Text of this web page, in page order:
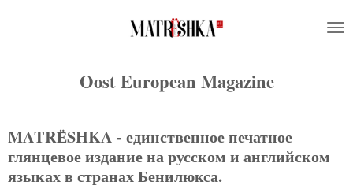
Oost European Magazine
MATRЁSHKA - единственное печатное
глянцевое издание на русском и английском
языках в странах Бенилюкса.